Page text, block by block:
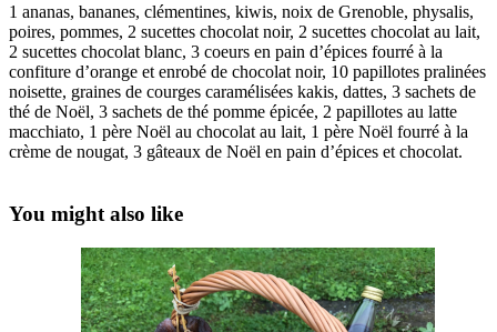
1 ananas, bananes, clémentines, kiwis, noix de Grenoble, physalis,
poires, pommes, 2 sucettes chocolat noir, 2 sucettes chocolat au lait,
2 sucettes chocolat blanc, 3 coeurs en pain d’épices fourré à la
confiture d’orange et enrobé de chocolat noir, 10 papillotes pralinées
noisette, graines de courges caramélisées kakis, dattes, 3 sachets de
thé de Noël, 3 sachets de thé pomme épicée, 2 papillotes au latte
macchiato, 1 père Noël au chocolat au lait, 1 père Noël fourré à la
crème de nougat, 3 gâteaux de Noël en pain d’épices et chocolat.
You might also like